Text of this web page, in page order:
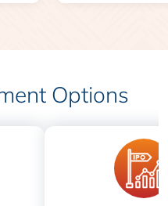
Options